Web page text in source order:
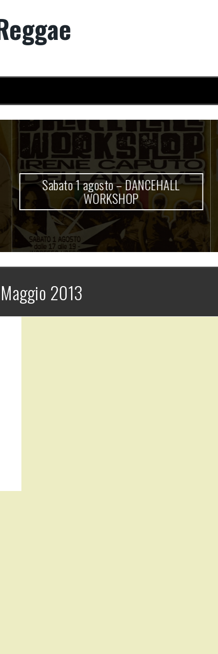
Sabato 1 agosto – DANCEHALL
WORKSHOP
Maggio 2013